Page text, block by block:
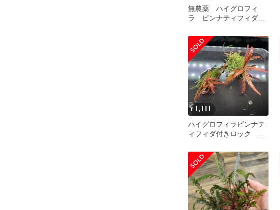
無農薬 ハイグロフィ
ラ ピンナティフィダ
とめ売り
¥ 1,111
ハイグロフィラピンナテ
ィフィダ付きロック ２